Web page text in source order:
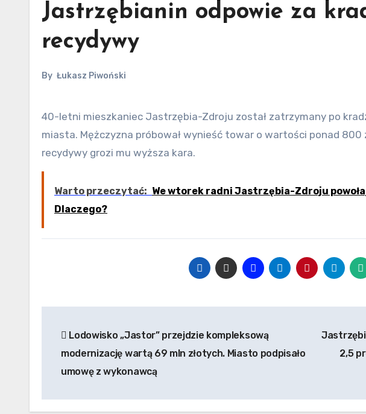
Jastrzębianin odpowie za
recydywy
By Łukasz Piwoński
40-letni mieszkaniec Jastrzębia-Zdroju został zatrzymany po kradzieży w jednym ze sklepów na terenie
miasta. Mężczyzna próbował wynieść towar o wartości ponad 800
recydywy grozi mu wyższa kara.
Warto przeczytać: We wtorek radni Jastrzębia-Zdroju
Dlaczego?
wpisu
Lodowisko „Jastor” przejdzie kompleksową
modernizację wartą 69 mln złotych. Miasto podpisało
umowę z wykonawcą
2,5